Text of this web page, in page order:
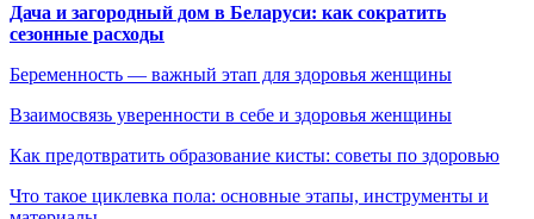
Дача и загородный дом в Беларуси: как сократить
сезонные расходы
Беременность — важный этап для здоровья женщины
Взаимосвязь уверенности в себе и здоровья женщины
Как предотвратить образование кисты: советы по здоровью
Что такое циклевка пола: основные этапы, инструменты и